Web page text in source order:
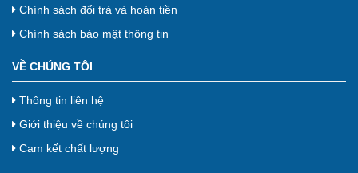
Chính sách đổi trả và hoàn tiền
Chính sách bảo mật thông tin
VỀ CHÚNG TÔI
Thông tin liên hệ
Giới thiệu về chúng tôi
Cam kết chất lượng